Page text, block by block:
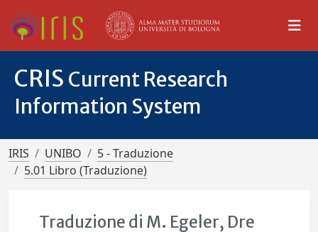
CRIS Current Research
Information System
IRIS UNIBO
5 - Traduzione
5.01 Libro (Traduzione)
Traduzione di M. Egeler, Dre